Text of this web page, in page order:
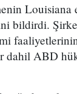
bildirdi.
dahil ABD